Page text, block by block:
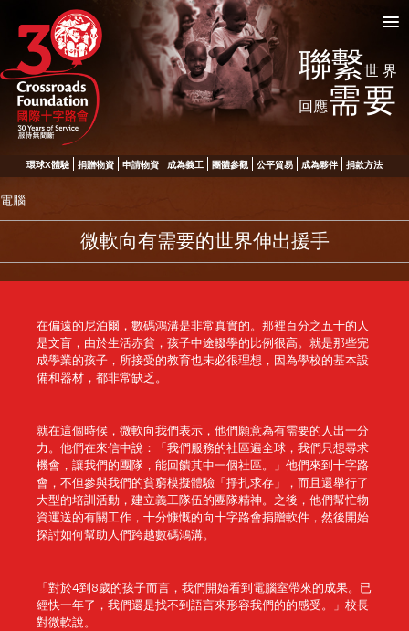
聯繫世界
回應需要
環球X體驗 捐贈物資 申請物資 成為義工 團體參觀 公平貿易 成為夥伴 捐款方法
電腦
微軟向有需要的世界伸出援手
在偏遠的尼泊爾，數碼鴻溝是非常真實的。那裡百分之五十的人
是文盲，由於生活赤貧，孩子中途輟學的比例很高。就是那些完
成學業的孩子，所接受的教育也未必很理想，因為學校的基本設
備和器材，都非常缺乏。
就在這個時候，微軟向我們表示，他們願意為有需要的人出一分
力。他們在來信中說：「我們服務的社區遍全球，我們只想尋求
機會，讓我們的團隊，能回饋其中一個社區。」他們來到十字路
會，不但參與我們的貧窮模擬體驗「掙扎求存」，而且還舉行了
大型的培訓活動，建立義工隊伍的團隊精神。之後，他們幫忙物
資運送的有關工作，十分慷慨的向十字路會捐贈軟件，然後開始
探討如何幫助人們跨越數碼鴻溝。
「對於4到8歲的孩子而言，我們開始看到電腦室帶來的成果。已
經快一年了，我們還是找不到語言來形容我們的的感受。」校長
對微軟說。